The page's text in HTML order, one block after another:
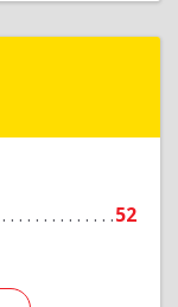
52
Подробнее